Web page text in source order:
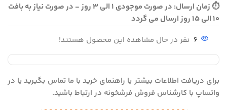
⏱ زمان ارسال: در صورت موجودی 1 الی 3 روز - در صورت نیاز به بافت
10 الی 15 روز ارسال می گردد
6 نفر در حال مشاهده این محصول هستند!
برای دریافت اطلاعات بیشتر یا راهنمای خرید با ما تماس بگیرید یا در
واتساپ با کارشناس فروش فرشخونه در ارتباط باشید.